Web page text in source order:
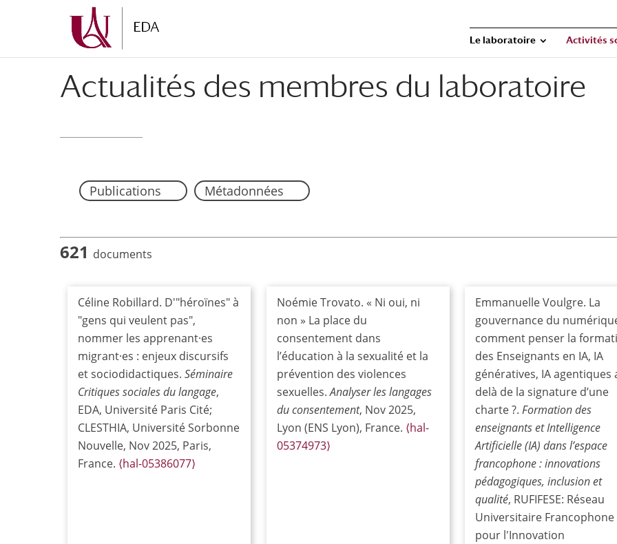
principal
navigation
Le laboratoire Activités
Actualités des membres du laboratoire
Publications Métadonnées
621 documents
Céline Robillard. D'"héroïnes" à
"gens qui veulent pas",
nommer les apprenant·es
migrant·es : enjeux discursifs
et sociodidactiques.Séminaire
Critiques sociales du langage,
EDA, Université Paris Cité;
CLESTHIA, Université Sorbonne
Nouvelle, Nov 2025, Paris,
France. ⟨hal-05386077⟩
Noémie Trovato. « Ni oui, ni
non » La place du
consentement dans
l’éducation à la sexualité et la
prévention des violences
sexuelles.Analyser les langages
du consentement, Nov 2025,
Lyon (ENS Lyon), France. ⟨hal-
05374973⟩
Emmanuelle Voulgre. La
gouvernance du
comment penser la
des Enseignants en IA, IA
génératives, IA agentiques
delà de la signature d’une
charte ?. Formation des
enseignants et Intelligence
Artificielle (IA) dans l’espace
francophone : innovations
pédagogiques, inclusion et
qualité, RUFIFESE: Réseau
Universitaire Francophone
pour l'Innovation